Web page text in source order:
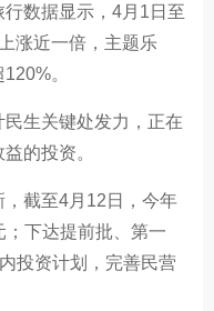
数据显示，4月1日至
涨近一倍，主题乐
。
生关键处发力，正在
的投资。
截至4月12日，今年
下达提前批、第一
投资计划，完善民营